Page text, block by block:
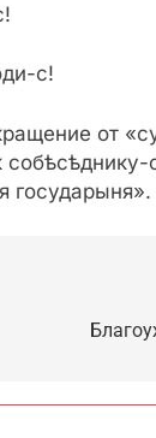
с!
от
государыня».